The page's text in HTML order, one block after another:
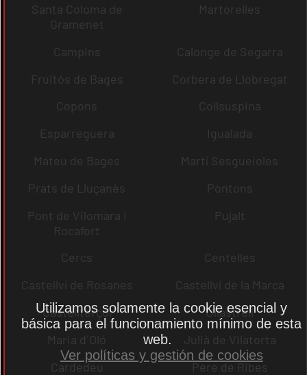
Santa Coloma de
Gramenet
Martorelles
Campins
Calonge de Segarra
Fruitós de Bages
Corbera de Llobregat
Copons
Collsuspina
Esparreguera
Igualada
Mateu de Bages
Martí Sesgueioles
Prats de Lluçanès
Pontons
Pont de Vilomara i
Rocafort
Pujalt
Cercs
Centelles
Castellví de Rosanes
Castellví de la Marca
Castellterçol
Ullastrell
Maria d´Oló
Julià de Vilatorta
Cardedeu
Pere de Ribes
Utilizamos solamente la cookie esencial y
básica para el funcionamiento mínimo de esta
web.
Ver políticas y gestión de cookies